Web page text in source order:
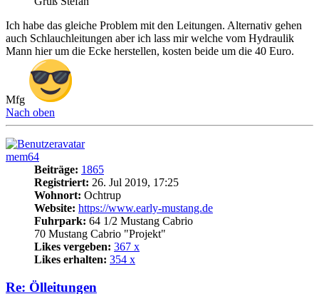
Ich habe das gleiche Problem mit den Leitungen. Alternativ gehen
auch Schlauchleitungen aber ich lass mir welche vom Hydraulik
Mann hier um die Ecke herstellen, kosten beide um die 40 Euro.
Mfg
Nach oben
mem64
Beiträge: 1865
Registriert: 26. Jul 2019, 17:25
Wohnort: Ochtrup
Website: https://www.early-mustang.de
Fuhrpark: 64 1/2 Mustang Cabrio
70 Mustang Cabrio "Projekt"
Likes vergeben: 367 x
Likes erhalten: 354 x
Re: Ölleitungen